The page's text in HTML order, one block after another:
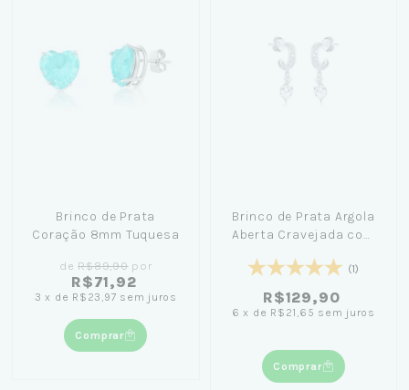
Brinco de Prata
Coração 8mm Tuquesa
deR$89,90por
R$71,92
3 x de R$23,97 sem juros
Comprar
Brinco de Prata Argola
Aberta Cravejada com
(1)
R$129,90
6 x de R$21,65 sem juros
Comprar